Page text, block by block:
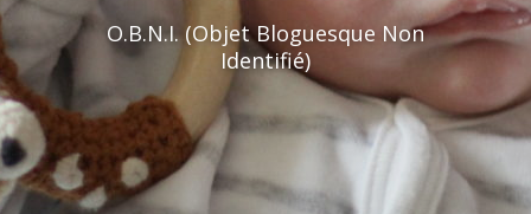
O.B.N.I. (Objet Bloguesque Non
Identifié)